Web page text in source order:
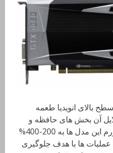
بالای انویدیا طعمه
آن بخش های حافظه و
کارایی است؛ بدین ترتیب تورم این مدل ها به 200-400%
ها با هدف جلوگیری